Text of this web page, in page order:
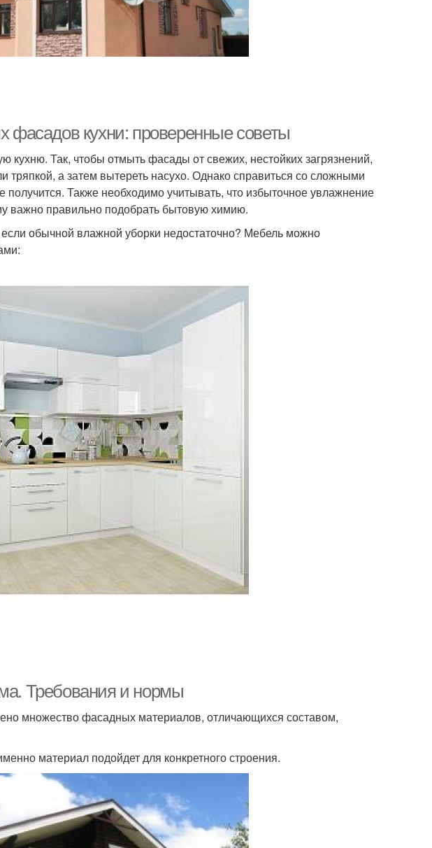
фасадов кухни: проверенные советы
кухню. Так, чтобы отмыть фасады от свежих, нестойких загрязнений,
тряпкой, а затем вытереть насухо. Однако справиться со сложными
Также необходимо учитывать, что избыточное увлажнение
важно правильно подобрать бытовую химию.
обычной влажной уборки недостаточно? Мебель можно
Требования и нормы
множество фасадных материалов, отличающихся составом,
материал подойдет для конкретного строения.